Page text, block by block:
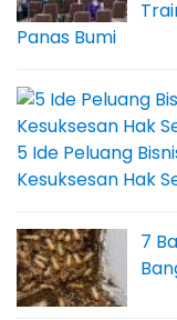
Panas Bumi
5 Ide Peluang
Kesuksesan Hak
7